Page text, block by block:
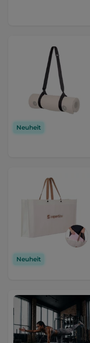
Neuheit
Neuheit